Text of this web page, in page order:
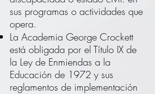
sus programas o actividades que
opera.
La Academia George Crockett
está obligada por el Título IX de
la Ley de Enmiendas a la
Educación de 1972 y sus
reglamentos de implementación